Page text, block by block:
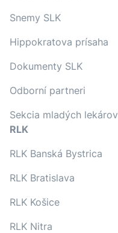
Snemy SLK
Hippokratova prísaha
Dokumenty SLK
Odborní partneri
Sekcia mladých lekárov
RLK
RLK Banská Bystrica
RLK Bratislava
RLK Košice
RLK Nitra